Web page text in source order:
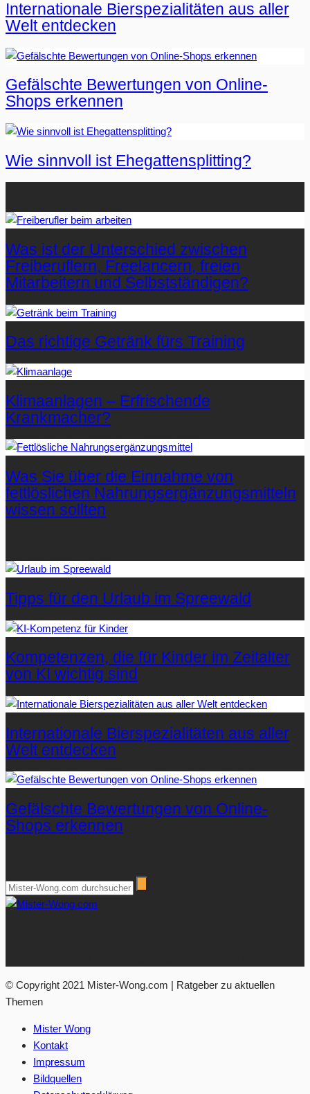
Internationale Bierspezialitäten aus aller
Welt entdecken
Gefälschte Bewertungen von Online-
Shops erkennen
Wie sinnvoll ist Ehegattensplitting?
Was ist der Unterschied zwischen
Freiberuflern, Freelancern, freien
Mitarbeitern und Selbstständigen?
Das richtige Getränk fürs Training
Klimaanlagen – Erfrischende
Krankmacher?
Was Sie über die Einnahme von
fettlöslichen Nahrungsergänzungsmitteln
wissen sollten
Tipps für den Urlaub im Spreewald
Kompetenzen, die für Kinder im Zeitalter
von KI wichtig sind
Internationale Bierspezialitäten aus aller
Welt entdecken
Gefälschte Bewertungen von Online-
Shops erkennen
© Copyright 2021 Mister-Wong.com | Ratgeber zu aktuellen
Themen
Mister Wong
Kontakt
Impressum
Bildquellen